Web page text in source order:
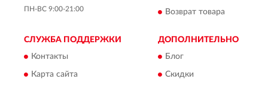
ПН-ВС 9:00-21:00 Возврат товара
СЛУЖБА ПОДДЕРЖКИ
Контакты
Карта сайта
ДОПОЛНИТЕЛЬНО
Блог
Скидки